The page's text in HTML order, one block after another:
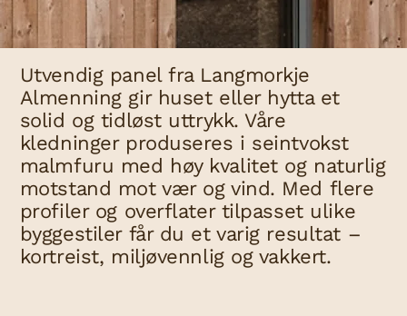
Utvendig panel fra Langmorkje
Almenning gir huset eller hytta et
solid og tidløst uttrykk. Våre
kledninger produseres i seintvokst
malmfuru med høy kvalitet og naturlig
motstand mot vær og vind. Med flere
profiler og overflater tilpasset ulike
byggestiler får du et varig resultat –
kortreist, miljøvennlig og vakkert.